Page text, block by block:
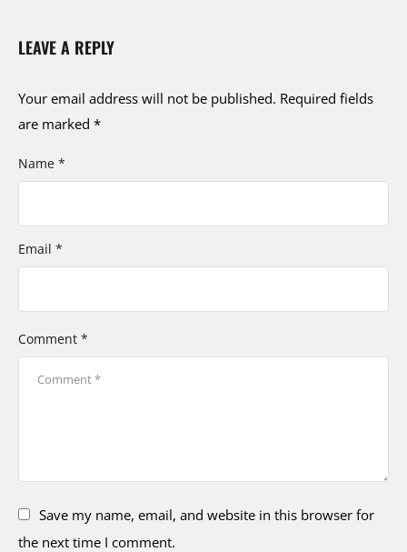
LEAVE A REPLY
Your email address will not be published. Required fields
are marked *
Comment *
Name *
Email *
Save my name, email, and website in this browser for
the next time I comment.